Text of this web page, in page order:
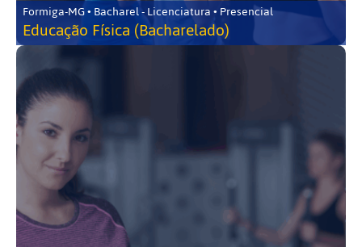
Formiga-MG • Bacharel - Licenciatura • Presencial
Educação Física (Bacharelado)